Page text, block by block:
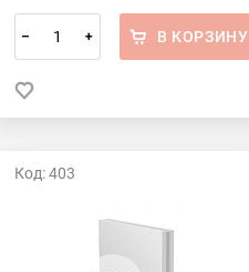
– + В КОРЗИНУ
Код: 403